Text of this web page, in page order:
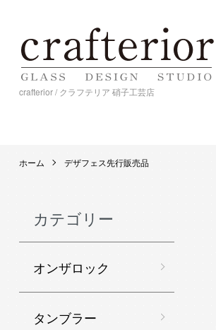
crafterior / クラフテリア 硝子工芸店
ホーム デザフェス先行販売品
カテゴリー
オンザロック
タンブラー